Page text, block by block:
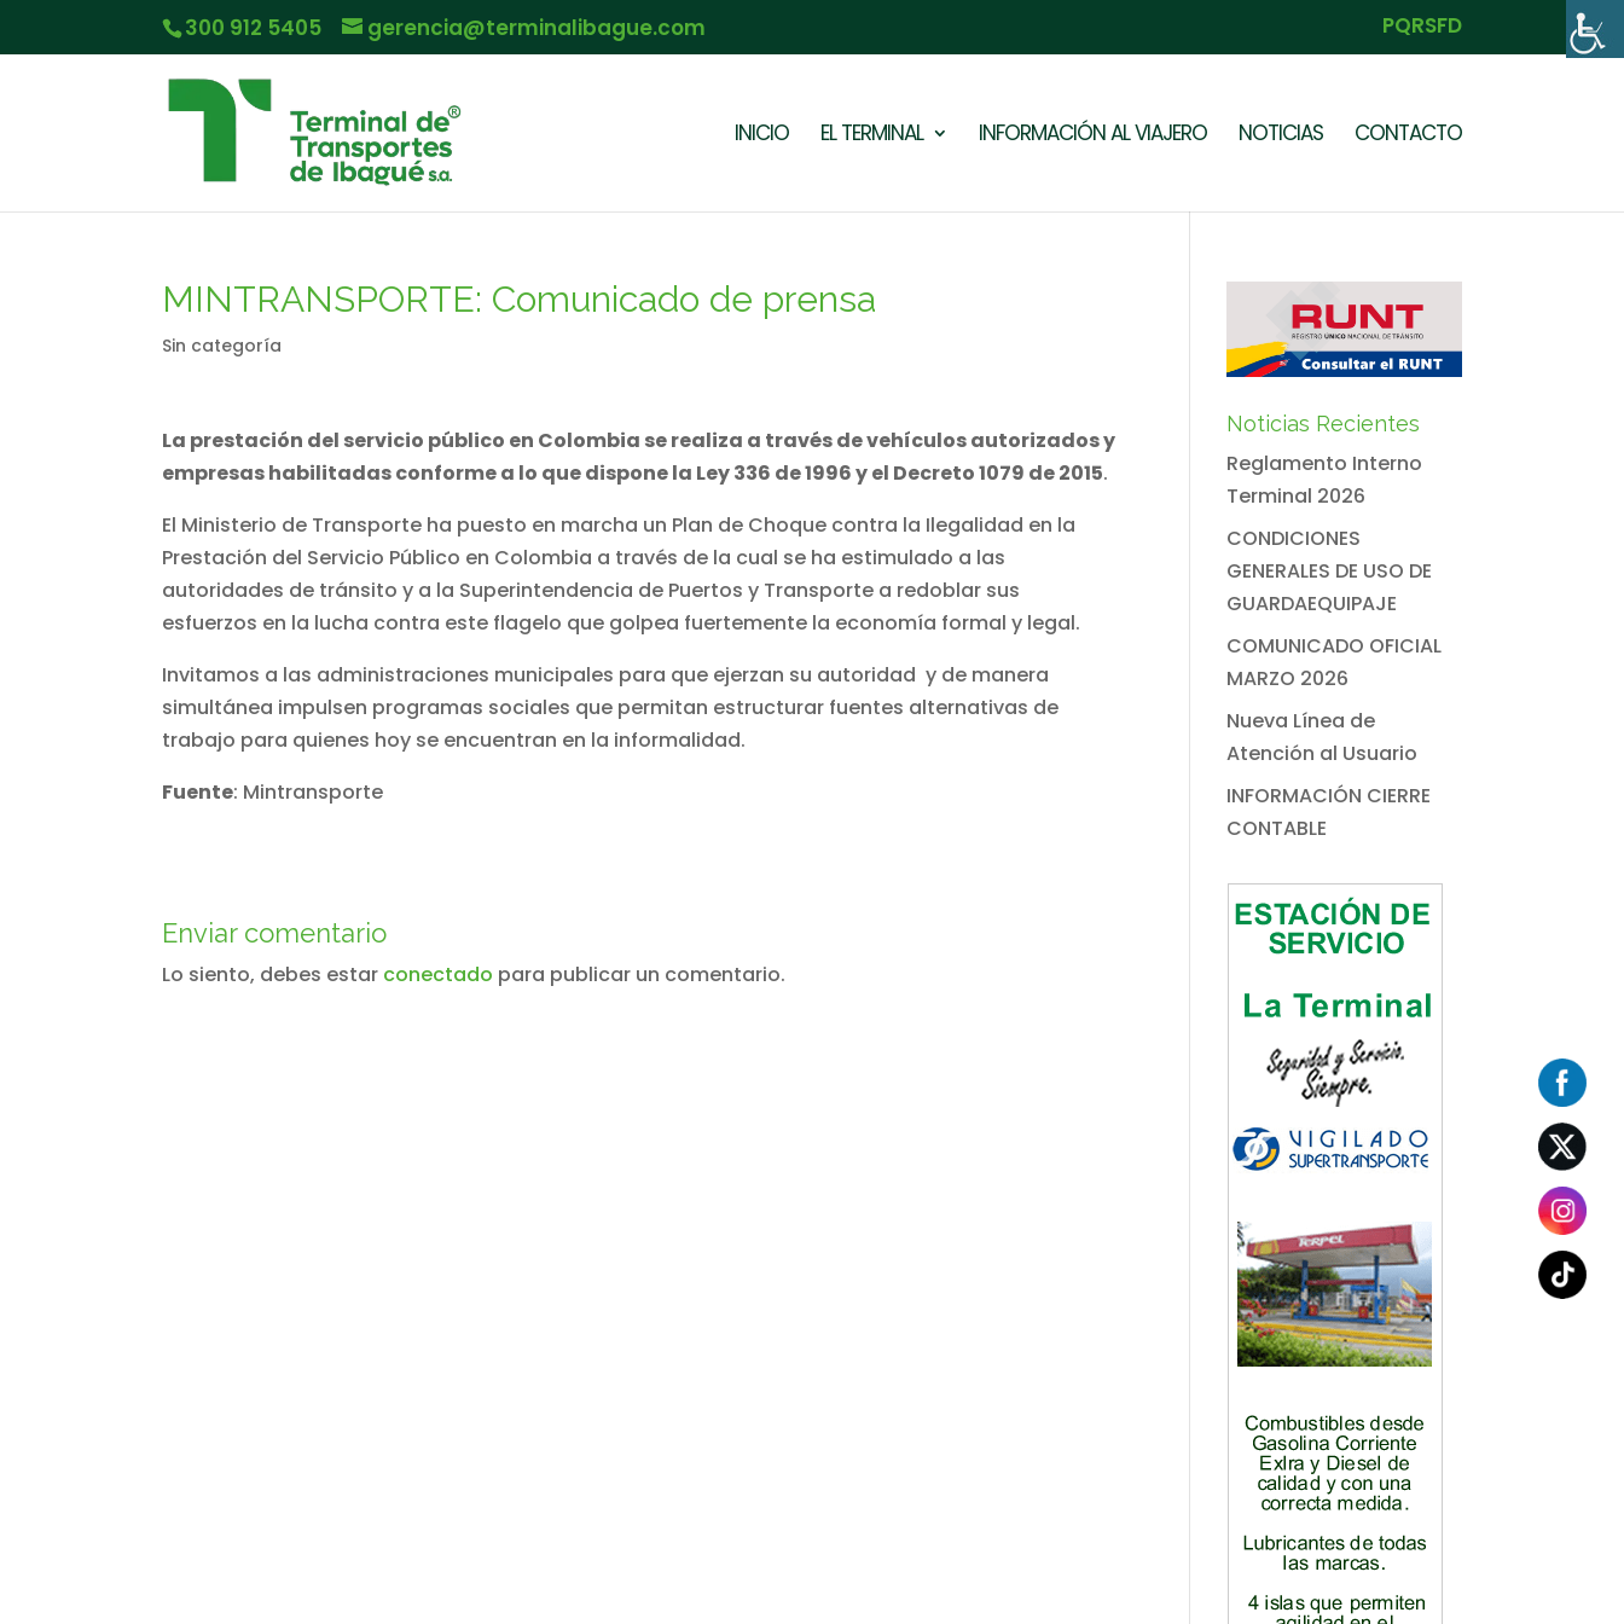
300 912 5405 gerencia@terminalibague.com PQRSFD
INICIO EL TERMINAL INFORMACIÓN AL VIAJERO NOTICIAS CONTACTO
MINTRANSPORTE: Comunicado de prensa
Sin categoría
La prestación del servicio público en Colombia se realiza a través de vehículos autorizados y
empresas habilitadas conforme a lo que dispone la Ley 336 de 1996 y el Decreto 1079 de 2015.
El Ministerio de Transporte ha puesto en marcha un Plan de Choque contra la Ilegalidad en la
Prestación del Servicio Público en Colombia a través de la cual se ha estimulado a las
autoridades de tránsito y a la Superintendencia de Puertos y Transporte a redoblar sus
esfuerzos en la lucha contra este flagelo que golpea fuertemente la economía formal y legal.
Invitamos a las administraciones municipales para que ejerzan su autoridad y de manera
simultánea impulsen programas sociales que permitan estructurar fuentes alternativas de
trabajo para quienes hoy se encuentran en la informalidad.
Fuente: Mintransporte
Enviar comentario
Lo siento, debes estar conectado para publicar un comentario.
Noticias Recientes
Reglamento Interno
Terminal 2026
CONDICIONES
GENERALES DE USO DE
GUARDAEQUIPAJE
COMUNICADO OFICIAL
MARZO 2026
Nueva Línea de
Atención al Usuario
INFORMACIÓN CIERRE
CONTABLE